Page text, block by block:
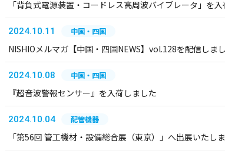
「背負式電源装置・コードレス高周波バイブレータ」を
2024.10.11 中国・四国
NISHIOメルマガ【中国・四国NEWS】vol.128を配信しま
2024.10.08 中国・四国
『超音波警報センサー』を入荷しました
2024.10.04 配管機器
「第56回 管工機材・設備総合展（東京）」へ出展いたしま